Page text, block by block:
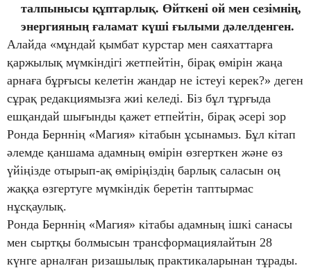
талпынысы құптарлық. Өйткені ой мен сезімнің,
энергияның ғаламат күші ғылыми дәлелденген.
Алайда «мұндай қымбат курстар мен саяхаттарға
қаржылық мүмкіндігі жетпейтін, бірақ өмірін жаңа
арнаға бұрғысы келетін жандар не істеуі керек?» деген
сұрақ редакциямызға жиі келеді. Біз бұл тұрғыда
ешқандай шығынды қажет етпейтін, бірақ әсері зор
Ронда Берннің «Магия» кітабын ұсынамыз. Бұл кітап
әлемде қаншама адамның өмірін өзгерткен және өз
үйіңізде отырып-ақ өміріңіздің барлық саласын оң
жаққа өзгертуге мүмкіндік беретін таптырмас
нұсқаулық.
Ронда Берннің «Магия» кітабы адамның ішкі санасы
мен сыртқы болмысын трансформациялайтын 28
күнге арналған ризашылық практикаларынан тұрады.